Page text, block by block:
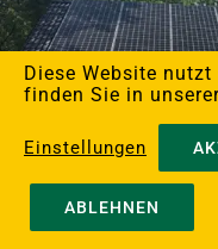
PV-System
Diese Website
finden Sie in
Einstellungen
ABLEHNEN